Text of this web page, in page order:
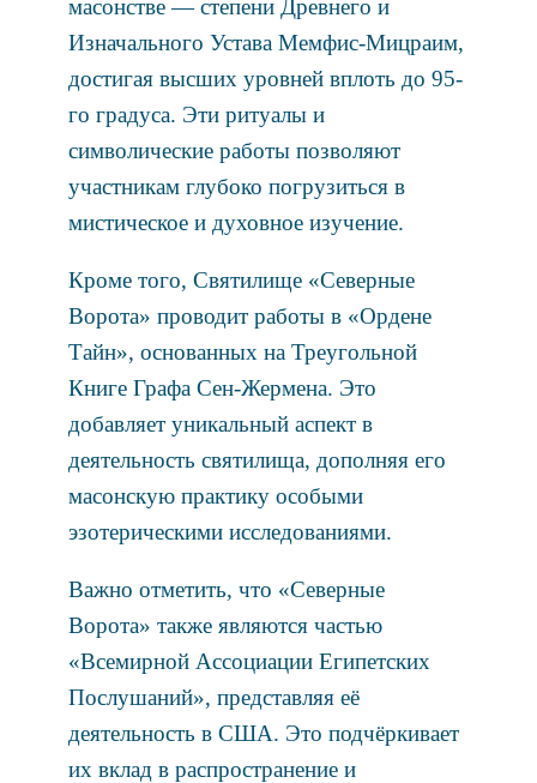
масонстве — степени Древнего и
Изначального Устава Мемфис-Мицраим,
достигая высших уровней вплоть до 95-
го градуса. Эти ритуалы и
символические работы позволяют
участникам глубоко погрузиться в
мистическое и духовное изучение.
Кроме того, Святилище «Северные
Ворота» проводит работы в «Ордене
Тайн», основанных на Треугольной
Книге Графа Сен-Жермена. Это
добавляет уникальный аспект в
деятельность святилища, дополняя его
масонскую практику особыми
эзотерическими исследованиями.
Важно отметить, что «Северные
Ворота» также являются частью
«Всемирной Ассоциации Египетских
Послушаний», представляя её
деятельность в США. Это подчёркивает
их вклад в распространение и